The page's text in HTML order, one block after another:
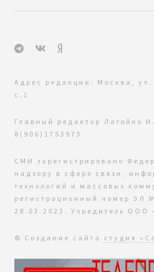
Адрес редакции: Москва, ул.
с.1
Главный редактор Лагойко
8(906)1753973
СМИ зарегистрировано
надзору в сфере связи,
технологий и массовых
регистрационный номер ЭЛ
28.03.2023. Учредитель ООО
© Создание сайта студия